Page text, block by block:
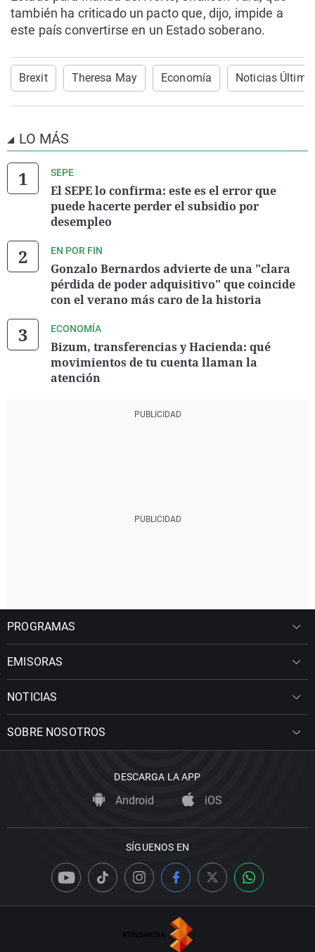
también ha criticado un pacto que, dijo, impide a
este país convertirse en un Estado soberano.
Brexit Theresa May Economía Noticias Última
LO MÁS
SEPE
El SEPE lo confirma: este es el error que
puede hacerte perder el subsidio por
desempleo
EN POR FIN
Gonzalo Bernardos advierte de una "clara
pérdida de poder adquisitivo" que coincide
con el verano más caro de la historia
ECONOMÍA
Bizum, transferencias y Hacienda: qué
movimientos de tu cuenta llaman la
atención
PROGRAMAS
EMISORAS
NOTICIAS
SOBRE NOSOTROS
DESCARGA LA APP
Android iOS
SÍGUENOS EN